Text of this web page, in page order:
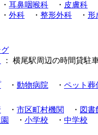
耳鼻咽喉科 ・ 皮膚科
外科 ・ 整形外科 ・ 形
： 横尾駅周辺の時間貸駐
・ 動物病院 ・ ペット葬
・ 市区町村機関 ・ 図書
・ 小学校 ・ 中学校